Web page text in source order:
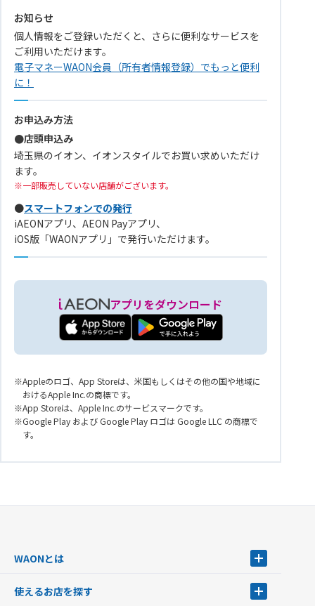
お知らせ
個人情報をご登録いただくと、さらに便利なサービスを
ご利用いただけます。
電子マネーWAON会員（所有者情報登録）でもっと便利
に！
お申込み方法
●店頭申込み
埼玉県のイオン、イオンスタイルでお買い求めいただけ
ます。
一部販売していない店舗がございます。
●スマートフォンでの発行
iAEONアプリ、AEON Payアプリ、
iOS版「WAONアプリ」で発行いただけます。
アプリをダウンロード
Appleのロゴ、App Storeは、米国もしくはその他の国や地域に
おけるApple Inc.の商標です。
App Storeは、Apple Inc.のサービスマークです。
Google Play および Google Play ロゴは Google LLC の商標で
す。
WAONとは
WAONを申込む
使えるお店を探す